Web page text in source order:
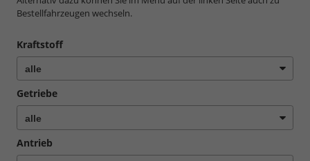
Bestellfahrzeugen wechseln.
Kraftstoff
Getriebe
Antrieb